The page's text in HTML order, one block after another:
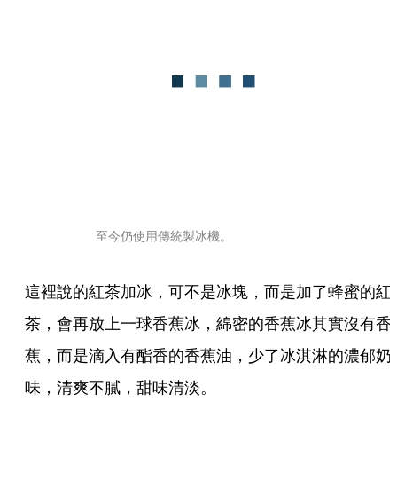
至今仍使用傳統製冰機。
這裡說的紅茶加冰，可不是冰塊，而是加了蜂蜜的紅
茶，會再放上一球香蕉冰，綿密的香蕉冰其實沒有香
蕉，而是滴入有酯香的香蕉油，少了冰淇淋的濃郁奶
味，清爽不膩，甜味清淡。